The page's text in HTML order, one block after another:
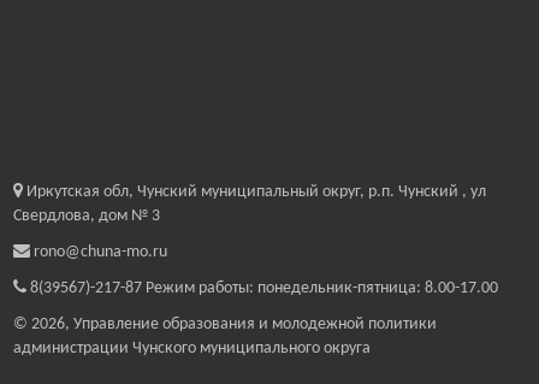
Иркутская обл, Чунский муниципальный округ, р.п. Чунский , ул
Свердлова, дом № 3
rono@chuna-mo.ru
8(39567)-217-87 Режим работы: понедельник-пятница: 8.00-17.00
© 2026, Управление образования и молодежной политики
администрации Чунского муниципального округа